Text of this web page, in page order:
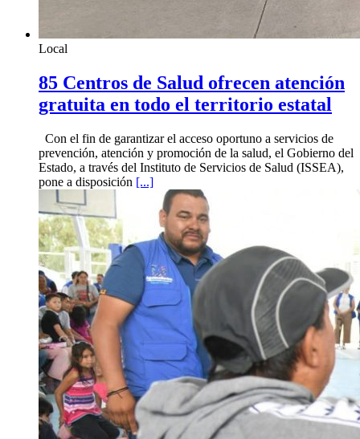
Local
85 Centros de Salud ofrecen atención
gratuita en todo el territorio estatal
Con el fin de garantizar el acceso oportuno a servicios de
prevención, atención y promoción de la salud, el Gobierno del
Estado, a través del Instituto de Servicios de Salud (ISSEA),
pone a disposición [...]